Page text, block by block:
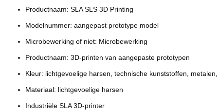
Productnaam: SLA SLS 3D Printing
Modelnummer: aangepast prototype model
Microbewerking of niet: Microbewerking
Productnaam: 3D-printen van aangepaste prototypen
Kleur: lichtgevoelige harsen, technische kunststoffen,
Materiaal: lichtgevoelige harsen
Industriële SLA 3D-printer